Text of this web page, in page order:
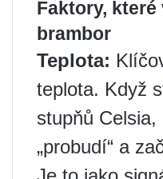
Faktory,
brambor ️
Teplota:
teplota. Když
stupňů
„probudí“ a